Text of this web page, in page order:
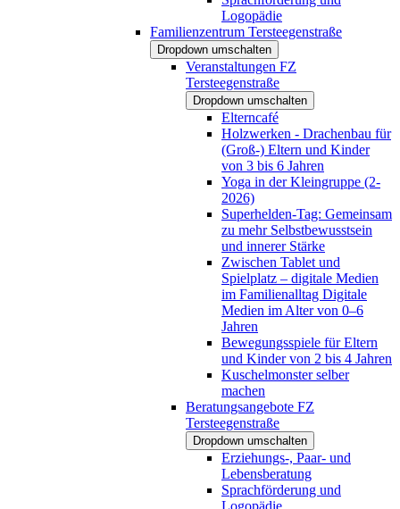
Logopädie
Familienzentrum Tersteegenstraße
Dropdown umschalten
Veranstaltungen FZ
Tersteegenstraße
Dropdown umschalten
Elterncafé
Holzwerken - Drachenbau für
(Groß-) Eltern und Kinder
von 3 bis 6 Jahren
Yoga in der Kleingruppe (2-
2026)
Superhelden-Tag: Gemeinsam
zu mehr Selbstbewusstsein
und innerer Stärke
Zwischen Tablet und
Spielplatz – digitale Medien
im Familienalltag Digitale
Medien im Alter von 0–6
Jahren
Bewegungsspiele für Eltern
und Kinder von 2 bis 4 Jahren
Kuschelmonster selber
machen
Beratungsangebote FZ
Tersteegenstraße
Dropdown umschalten
Erziehungs-, Paar- und
Lebensberatung
Sprachförderung und
Logopädie